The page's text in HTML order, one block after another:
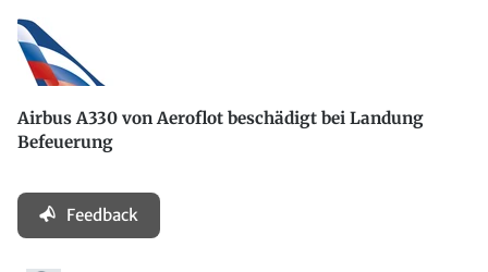
Airbus A330 von Aeroflot beschädigt bei Landung
Befeuerung
Feedback